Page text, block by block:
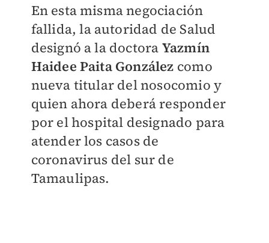
En esta misma negociación
fallida, la autoridad de Salud
designó a la doctora Yazmín
Haidee Paita González como
nueva titular del nosocomio y
quien ahora deberá responder
por el hospital designado para
atender los casos de
coronavirus del sur de
Tamaulipas.